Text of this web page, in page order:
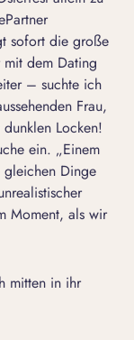
sofort die große
dem Dating
– suchte ich
Frau,
Locken!
ein. „Einem
gleichen Dinge
Moment, als wir
mitten in ihr